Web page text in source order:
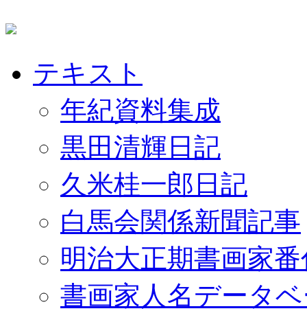
テキスト
年紀資料集成
黒田清輝日記
久米桂一郎日記
白馬会関係新聞記事
明治大正期書画家
書画家人名データ